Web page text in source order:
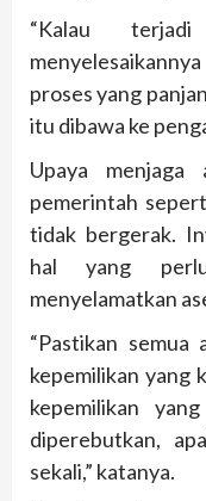
“Kalau
proses yang
itu dibawa ke
Upaya menjaga
pemerintah
tidak bergerak.
hal yang
menyelamatkan
“Pastikan semua
kepemilikan yang
kepemilikan
diperebutkan,
sekali,” katanya.